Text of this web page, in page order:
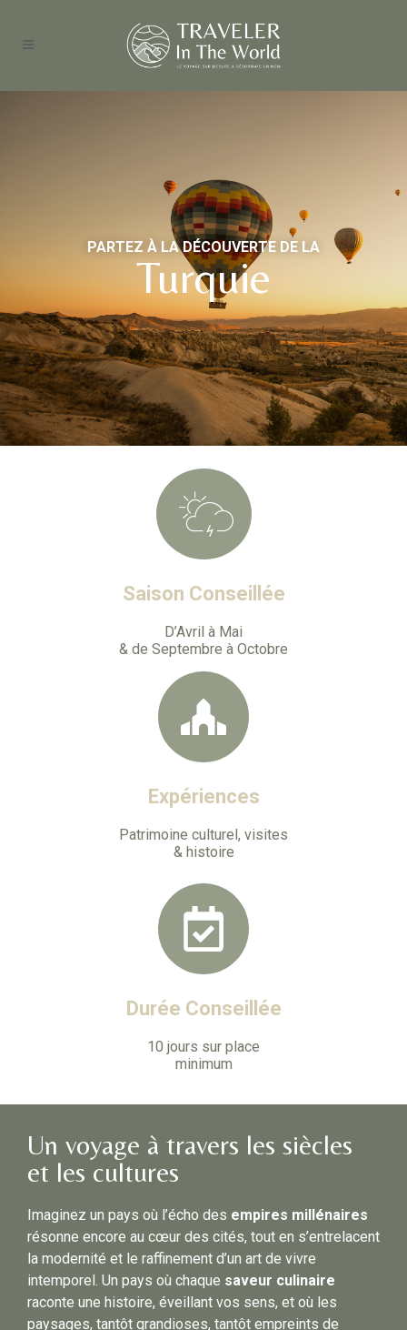
PARTEZ À LA DÉCOUVERTE DE LA
Turquie
Saison Conseillée
D’Avril à Mai
& de Septembre à Octobre
Expériences
Patrimoine culturel, visites
& histoire
Durée Conseillée
10 jours sur place
minimum
Un voyage à travers les siècles
et les cultures
Imaginez un pays où l’écho des empires millénaires
résonne encore au cœur des cités, tout en s’entrelacent
la modernité et le raffinement d’un art de vivre
intemporel. Un pays où chaque saveur culinaire
raconte une histoire, éveillant vos sens, et où les
paysages, tantôt grandioses, tantôt empreints de